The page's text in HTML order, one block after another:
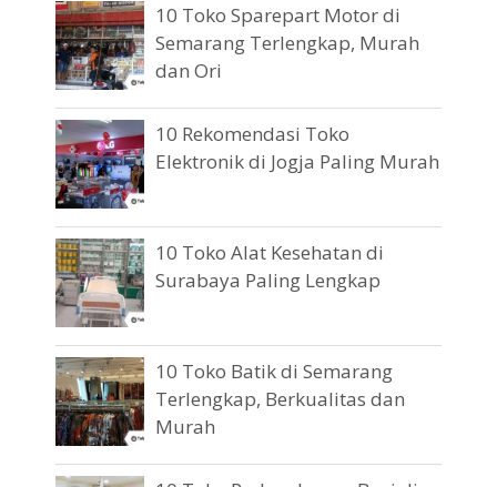
10 Toko Sparepart Motor di
Semarang Terlengkap, Murah
dan Ori
10 Rekomendasi Toko
Elektronik di Jogja Paling Murah
10 Toko Alat Kesehatan di
Surabaya Paling Lengkap
10 Toko Batik di Semarang
Terlengkap, Berkualitas dan
Murah